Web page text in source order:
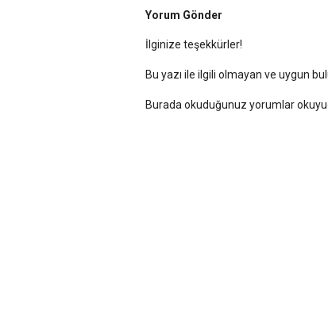
Yorum Gönder
İlginize teşekkürler!
Bu yazı ile ilgili olmayan ve uygun
Burada okuduğunuz yorumlar